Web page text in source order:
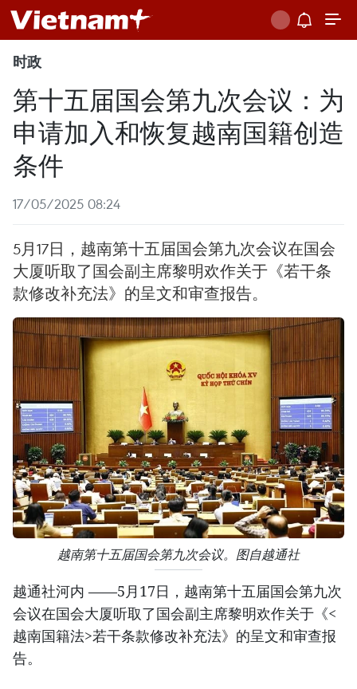
时政
第十五届国会第九次会议：为
申请加入和恢复越南国籍创造
条件
17/05/2025 08:24
5月17日，越南第十五届国会第九次会议在国会
大厦听取了国会副主席黎明欢作关于《若干条
款修改补充法》的呈文和审查报告。
越南第十五届国会第九次会议。图自越通社
越通社河内 ——5月17日，越南第十五届国会第九次
会议在国会大厦听取了国会副主席黎明欢作关于《<
越南国籍法>若干条款修改补充法》的呈文和审查报
告。